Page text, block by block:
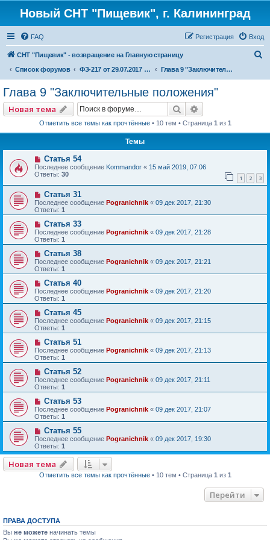
Новый СНТ "Пищевик", г. Калининград
FAQ Вход
Регистрация
СНТ "Пищевик" - возвращение на Главную страницу
Список форумов
ФЗ-217 от 29.07.2017 г. "О ведении гражданами садоводства для собственных нужд и о внесении изменений в отдельные законодательные акты Российской Федерации" Глава 9 "Заключительные положения"
Глава 9 "Заключительные положения"
Новая тема Поиск
Отметить все темы как прочтённые• 10 тем • Страница 1 из 1
Темы
Статья 54
Последнее сообщение Kommandor « 15 май 2019, 07:06
Ответы: 30 1 2 3
Статья 31
Последнее сообщение Pogranichnik « 09 дек 2017, 21:30
Ответы: 1
Статья 33
Последнее сообщение Pogranichnik « 09 дек 2017, 21:28
Ответы: 1
Статья 38
Последнее сообщение Pogranichnik « 09 дек 2017, 21:21
Ответы: 1
Статья 40
Последнее сообщение Pogranichnik « 09 дек 2017, 21:20
Ответы: 1
Статья 45
Последнее сообщение Pogranichnik « 09 дек 2017, 21:15
Ответы: 1
Статья 51
Последнее сообщение Pogranichnik « 09 дек 2017, 21:13
Ответы: 1
Статья 52
Последнее сообщение Pogranichnik « 09 дек 2017, 21:11
Ответы: 1
Статья 53
Последнее сообщение Pogranichnik « 09 дек 2017, 21:07
Ответы: 1
Статья 55
Последнее сообщение Pogranichnik « 09 дек 2017, 19:30
Ответы: 1
Новая тема
Отметить все темы как прочтённые• 10 тем • Страница 1 из 1
Перейти
ПРАВА ДОСТУПА
Вы не можете начинать темы